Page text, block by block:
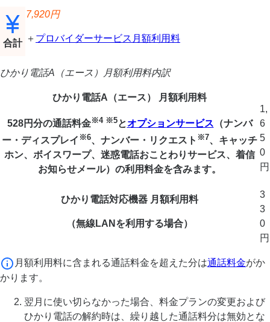
合計
7,920円
＋ プロバイダーサービス月額利用料
ひかり電話A（エース）月額利用料内訳
ひかり電話A（エース） 月額利用料
528円分の通話料金※4 ※5とオプションサービス （ナンバ
ー・ディスプレイ ※6、ナンバー・リクエスト ※7、キャッチ
ホン、ボイスワープ、迷惑電話おことわりサービス、着信
お知らせメール）の利用料金を含みます。
1,
6
5
0
円
ひかり電話対応機器 月額利用料
（無線LANを利用する場合）
3
3
0
円
月額利用料に含まれる通話料金を超えた分は通話料金がか
かります。
翌月に使い切らなかった場合、料金プランの変更および
ひかり電話の解約時は、繰り越した通話料分は無効とな